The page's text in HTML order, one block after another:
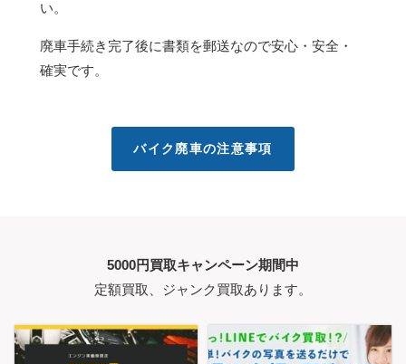
い。
廃車手続き完了後に書類を郵送なので安心・安全・
確実です。
バイク廃車の注意事項
5000円買取キャンペーン期間中
定額買取、ジャンク買取あります。